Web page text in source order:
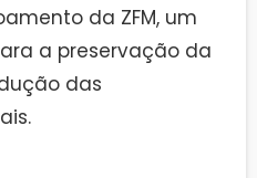
da ZFM, um
a preservação da
das